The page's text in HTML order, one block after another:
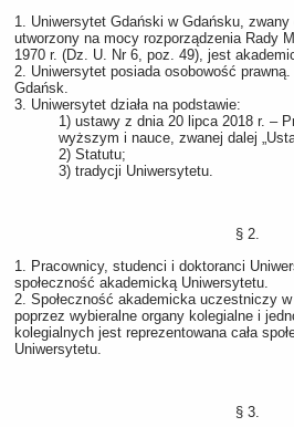
1. Uniwersytet Gdański w Gdańsku, zwany
utworzony na mocy rozporządzenia Rady
1970 r. (Dz. U. Nr 6, poz. 49), jest
2. Uniwersytet posiada osobowość
Gdańsk.
3. Uniwersytet działa na podstawie:
1) ustawy z dnia 20 lipca 2018 r. –
wyższym i nauce, zwanej dalej
2) Statutu;
3) tradycji Uniwersytetu.
§ 2.
1. Pracownicy, studenci i doktoranci
społeczność akademicką Uniwersytetu.
2. Społeczność akademicka uczestniczy
poprzez wybieralne organy kolegialne i
kolegialnych jest reprezentowana cała
Uniwersytetu.
§ 3.